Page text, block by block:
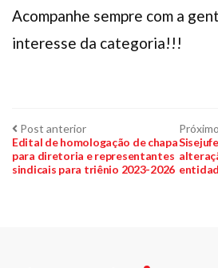
Acompanhe sempre com a
interesse da categoria!!!
Navegação
de
Post anteriorPost
anterior:
Edital de homologação de chapa
para diretoria e representantes
sindicais para triênio 2023-2026